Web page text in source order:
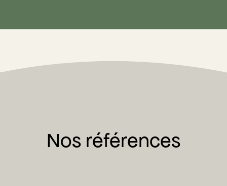
Nos références